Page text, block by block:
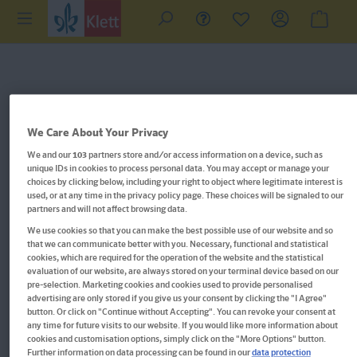
Im Buch blättern
Bibi & Tina: Mein Schulstart-
We Care About Your Privacy
We and our103partners store and/or access information on a device, such as
unique IDs in cookies to process personal data. You may accept or manage your
choices by clicking below, including your right to object where legitimate interest is
used, or at any time in the privacy policy page. These choices will be signaled to our
partners and will not affect browsing data.
We use cookies so that you can make the best possible use of our website and so
that we can communicate better with you. Necessary, functional and statistical
cookies, which are required for the operation of the website and the statistical
evaluation of our website, are always stored on your terminal device based on our
pre-selection. Marketing cookies and cookies used to provide personalised
advertising are only stored if you give us your consent by clicking the "I Agree"
button. Or click on "Continue without Accepting". You can revoke your consent at
any time for future visits to our website. If you would like more information about
cookies and customisation options, simply click on the "More Options" button.
Further information on data processing can be found in ourdata protection